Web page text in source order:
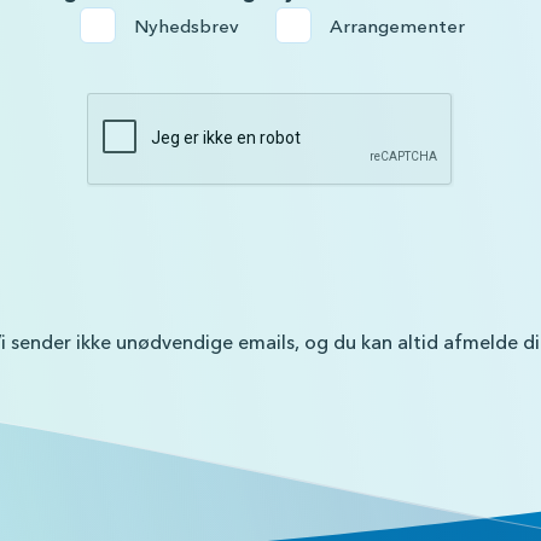
Nyhedsbrev Arrangementer
sender ikke unødvendige emails, og du kan altid afmelde